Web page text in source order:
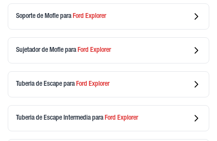
Soporte de Mofle para Ford Explorer
Sujetador de Mofle para Ford Explorer
Tuberia de Escape para Ford Explorer
Tuberia de Escape Intermediapara Ford Explorer